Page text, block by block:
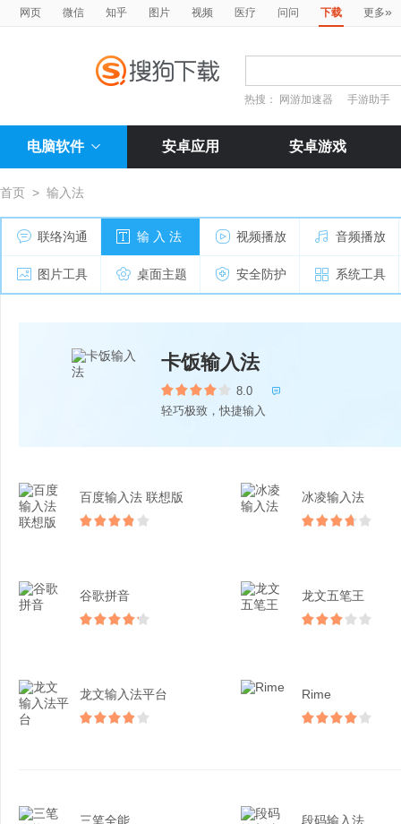
网页 微信 知乎 图片 视频 医疗 问问 下载 更多»
热搜： 网游加速器 手游助手
电脑软件 安卓应用 安卓游戏
首页 > 输入法
联络沟通 输 入 法 视频播放 音频播放
图片工具 桌面主题 安全防护 系统工具
卡饭输入法
8.0 
轻巧极致，快捷输入
百度输入法 联想版 冰凌输入法
谷歌拼音 龙文五笔王
龙文输入法平台 Rime
三笔全能 段码输入法